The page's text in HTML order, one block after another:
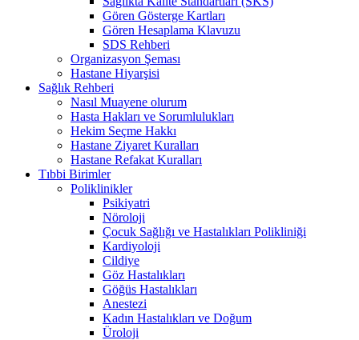
Gören Gösterge Kartları
Gören Hesaplama Klavuzu
SDS Rehberi
Organizasyon Şeması
Hastane Hiyarşisi
Sağlık Rehberi
Nasıl Muayene olurum
Hasta Hakları ve Sorumlulukları
Hekim Seçme Hakkı
Hastane Ziyaret Kuralları
Hastane Refakat Kuralları
Tıbbi Birimler
Poliklinikler
Psikiyatri
Nöroloji
Çocuk Sağlığı ve Hastalıkları Polikliniği
Kardiyoloji
Cildiye
Göz Hastalıkları
Göğüs Hastalıkları
Anestezi
Kadın Hastalıkları ve Doğum
Üroloji